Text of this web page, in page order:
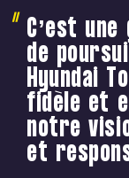
C’est
de
Hyundai
fidèle et
notre
et